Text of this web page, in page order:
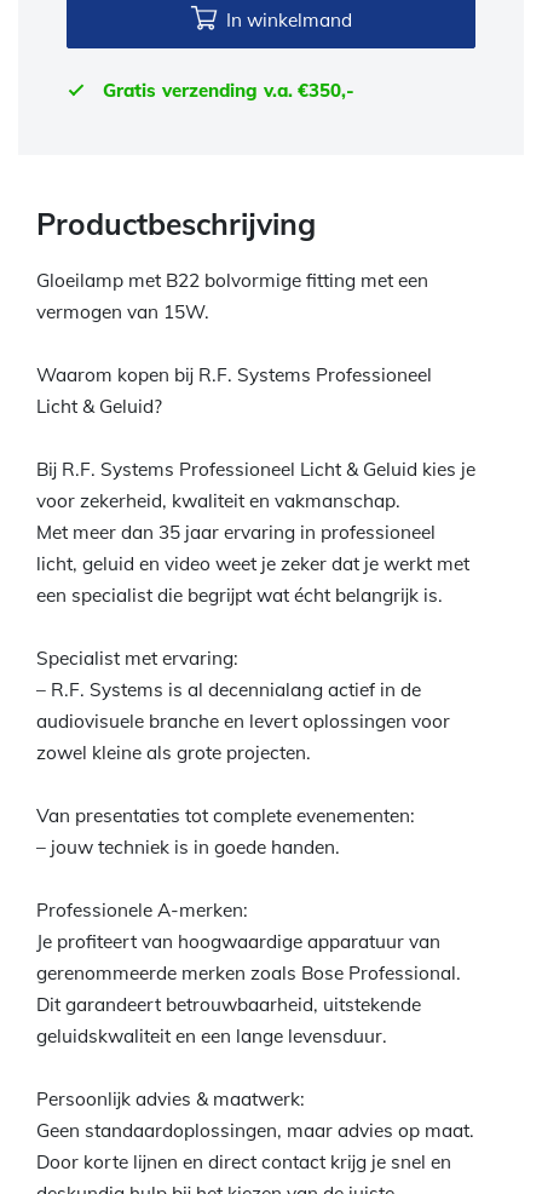
In winkelmand
Gratis verzending v.a. €350,-
Productbeschrijving
Gloeilamp met B22 bolvormige fitting met een
vermogen van 15W.
Waarom kopen bij R.F. Systems Professioneel
Licht & Geluid?
Bij R.F. Systems Professioneel Licht & Geluid kies je
voor zekerheid, kwaliteit en vakmanschap.
Met meer dan 35 jaar ervaring in professioneel
licht, geluid en video weet je zeker dat je werkt met
een specialist die begrijpt wat écht belangrijk is.
Specialist met ervaring:
– R.F. Systems is al decennialang actief in de
audiovisuele branche en levert oplossingen voor
zowel kleine als grote projecten.
Van presentaties tot complete evenementen:
– jouw techniek is in goede handen.
Professionele A-merken:
Je profiteert van hoogwaardige apparatuur van
gerenommeerde merken zoals Bose Professional.
Dit garandeert betrouwbaarheid, uitstekende
geluidskwaliteit en een lange levensduur.
Persoonlijk advies & maatwerk:
Geen standaardoplossingen, maar advies op maat.
Door korte lijnen en direct contact krijg je snel en